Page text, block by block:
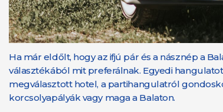
Ha már eldőlt, hogy az ifjú pár és a násznép a
választékából mit preferálnak. Egyedi
megválasztott hotel, a partihangulatról
korcsolyapályák vagy maga a Balaton.